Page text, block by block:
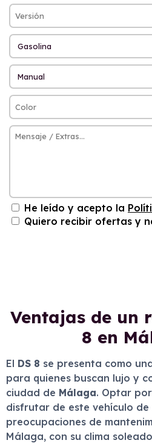
He leído y acepto la
Quiero recibir ofertas y
Ventajas de un
8 en
El DS 8 se presenta como
para quienes buscan lujo y
ciudad de Málaga. Optar
disfrutar de este vehículo
preocupaciones de
Málaga, con su clima